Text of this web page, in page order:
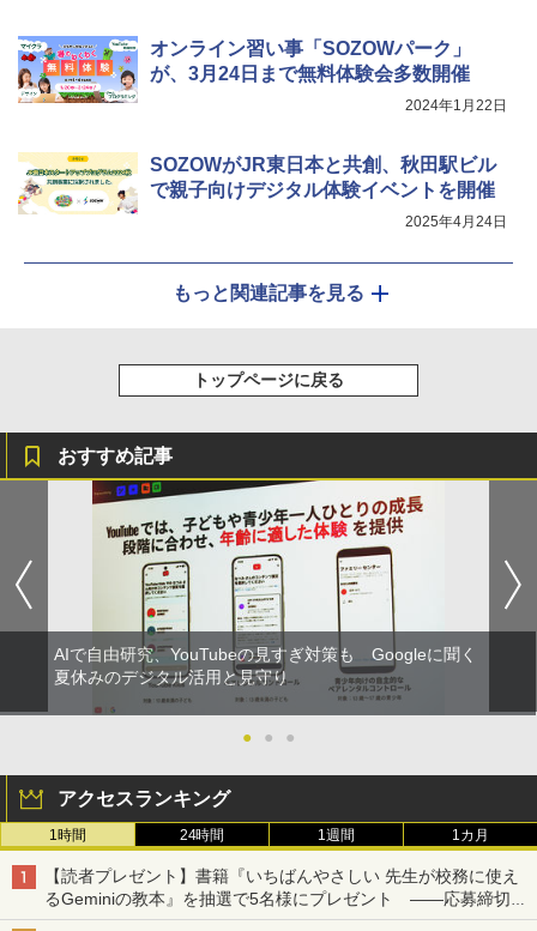
オンライン習い事「SOZOWパーク」
が、3月24日まで無料体験会多数開催
2024年1月22日
SOZOWがJR東日本と共創、秋田駅ビル
で親子向けデジタル体験イベントを開催
2025年4月24日
もっと関連記事を見る
トップページに戻る
おすすめ記事
AIで自由研究、YouTubeの見すぎ対策も Googleに聞く
夏休みのデジタル活用と見守り
● ● ●
アクセスランキング
1時間 24時間 1週間 1カ月
【読者プレゼント】書籍『いちばんやさしい 先生が校務に使え
るGeminiの教本』を抽選で5名様にプレゼント ――応募締切は
2026年8月12日（水）まで